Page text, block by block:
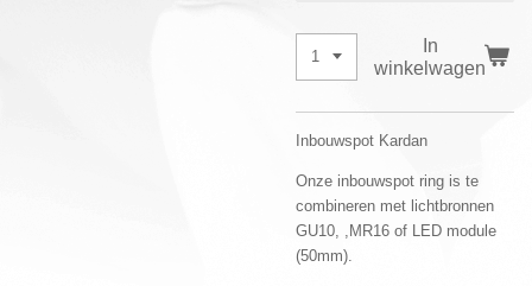
In
winkelwagen
Inbouwspot Kardan
Onze inbouwspot ring is te
combineren met lichtbronnen
GU10, ,MR16 of LED module
(50mm).